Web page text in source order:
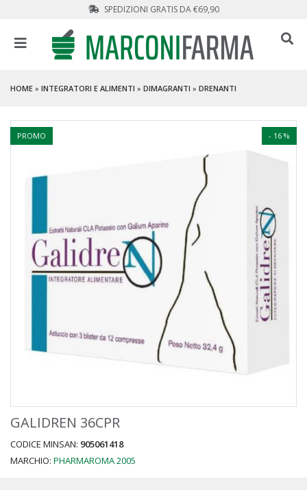
SPEDIZIONI GRATIS DA €69,90
HOME » INTEGRATORI E ALIMENTI » DIMAGRANTI » DRENANTI
- 16 %
PROMO
GALIDREN 36CPR
CODICE MINSAN: 905061418
MARCHIO: PHARMAROMA 2005